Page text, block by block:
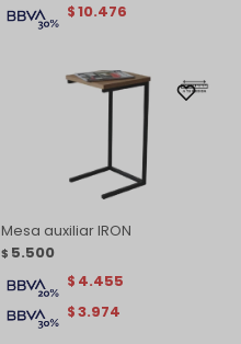
$10.476
Mesa auxiliar IRON
$ 5.500
$3.974
$ 4.455